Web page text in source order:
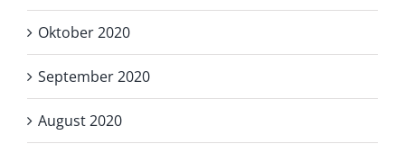
Oktober 2020
September 2020
August 2020